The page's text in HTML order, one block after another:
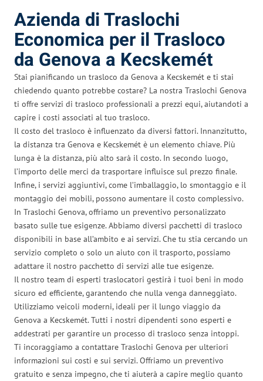
Azienda di Traslochi
Economica per il Trasloco
da Genova a Kecskemét
Stai pianificando un trasloco da Genova a Kecskemét e ti stai
chiedendo quanto potrebbe costare? La nostra Traslochi Genova
ti offre servizi di trasloco professionali a prezzi equi, aiutandoti a
capire i costi associati al tuo trasloco.
Il costo del trasloco è influenzato da diversi fattori. Innanzitutto,
la distanza tra Genova e Kecskemét è un elemento chiave. Più
lunga è la distanza, più alto sarà il costo. In secondo luogo,
l’importo delle merci da trasportare influisce sul prezzo finale.
Infine, i servizi aggiuntivi, come l’imballaggio, lo smontaggio e il
montaggio dei mobili, possono aumentare il costo complessivo.
In Traslochi Genova, offriamo un preventivo personalizzato
basato sulle tue esigenze. Abbiamo diversi pacchetti di trasloco
disponibili in base all’ambito e ai servizi. Che tu stia cercando un
servizio completo o solo un aiuto con il trasporto, possiamo
adattare il nostro pacchetto di servizi alle tue esigenze.
Il nostro team di esperti traslocatori gestirà i tuoi beni in modo
sicuro ed efficiente, garantendo che nulla venga danneggiato.
Utilizziamo veicoli moderni, ideali per il lungo viaggio da
Genova a Kecskemét. Tutti i nostri dipendenti sono esperti e
addestrati per garantire un processo di trasloco senza intoppi.
Ti incoraggiamo a contattare Traslochi Genova per ulteriori
informazioni sui costi e sui servizi. Offriamo un preventivo
gratuito e senza impegno, che ti aiuterà a capire meglio quanto